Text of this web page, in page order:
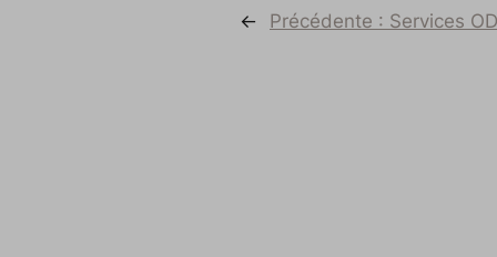
← Précédente : Services